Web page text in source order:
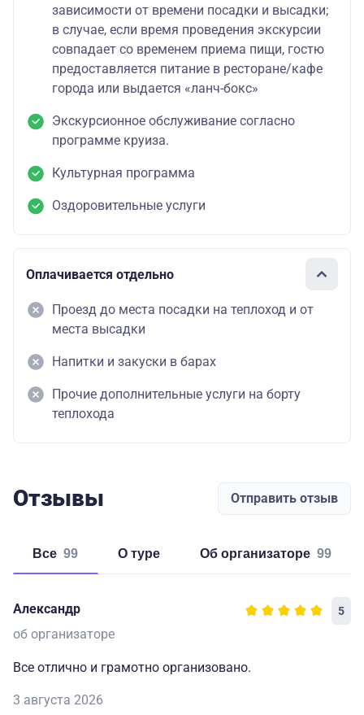
зависимости от времени посадки и высадки;
в случае, если время проведения экскурсии
совпадает со временем приема пищи, гостю
предоставляется питание в ресторане/кафе
города или выдается «ланч-бокс»
Экскурсионное обслуживание согласно
программе круиза.
Культурная программа
Оздоровительные услуги
Оплачивается отдельно
Проезд до места посадки на теплоход и от
места высадки
Напитки и закуски в барах
Прочие дополнительные услуги на борту
теплохода
Отзывы Отправить отзыв
Все 99 о туре об организаторе 99
Александр 5
об организаторе
Все отлично и грамотно организовано.
3 августа 2026